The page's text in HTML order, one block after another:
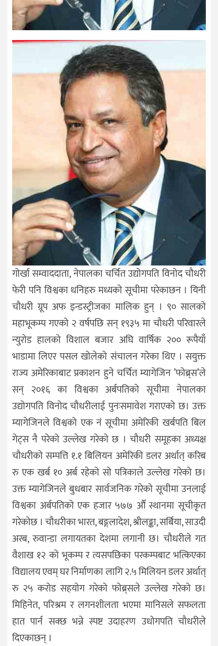
गोर्खा सम्वाददाता, नेपालका चर्चित उद्योगपति विनोद चौधरी
फेरी पनि विश्वका धनिहरु मध्यको सूचीमा परेकाछन । यिनी
चौधरी ग्रूप अफ इन्डस्ट्रीजका मालिक हुन् । ९० सालको
महाभूकम्प गएको २ वर्षपछि सन् १९३५ मा चौधरी परिवारले
न्युरोड हालको विशाल बजार अघि वार्षिक २०० रूपैयाँ
भाडामा लिएर पसल खोलेको संचालन गरेका थिए । सयुक्त
राज्य अमेरिकाबाट प्रकाशन हुने चर्चित म्यागेजिन ’फोब्र्स’ले
सन् २०१६ का विश्वका अर्बपतिको सूचीमा नेपालका
उद्योगपति विनोद चौधरीलाई पुनःसमावेश गराएको छ। उक्त
म्यागेजिनले विश्वको एक नं सूचीमा अमेरिकी खर्बपति बिल
गेट्स नै परेको उल्लेख गरेको छ । चौधरी समूहका अध्यक्ष
चौधरीको सम्पत्ति १.१ बिलियन अमेरिकी डलर अर्थात् करिब
रु एक खर्ब १० अर्ब रहेको सो पत्रिकाले उल्लेख गरेको छ।
उक्त म्यागेजिनले बुधबार सार्वजनिक गरेको सूचीमा उनलाई
विश्वका अर्बपतिको एक हजार ५७७ औँ स्थानमा सूचीकृत
गरेकोछ । चौधरीका भारत, बङ्गलादेश, श्रीलङ्का, सर्बिया, साउदी
अरब, रुवान्डा लगायतका देशमा लगानी छ। चौधरीले गत
वैशाख १२ को भूकम्प र त्यसपछिका परकम्पबाट भत्किएका
विद्यालय एवम् घर निर्माणका लागि २.५ मिलियन डलर अर्थात्
रु २५ करोड सहयोग गरेको फोब्र्सले उल्लेख गरेको छ।
मिहिनेत, परिश्रम र लगनशीलता भएमा मानिसले सफलता
हात पार्न सक्छ भन्ने स्पष्ट उदाहरण उधोगपति चौधरीले
दिएकाछन् ।